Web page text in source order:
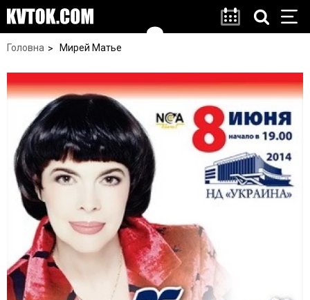
Головна Мирей Матье